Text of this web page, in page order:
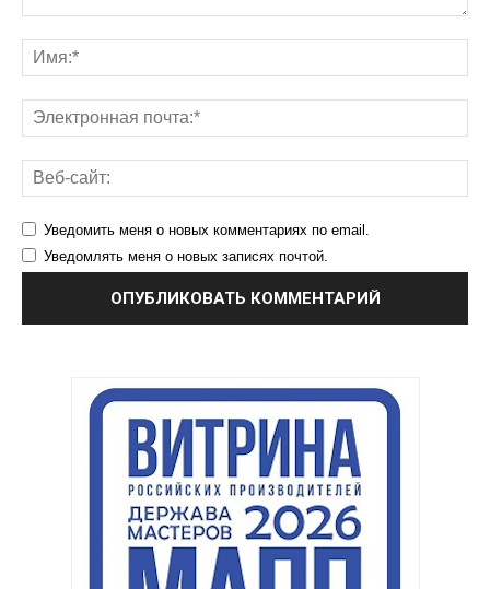
Уведомить меня о новых комментариях по email.
Уведомлять меня о новых записях почтой.